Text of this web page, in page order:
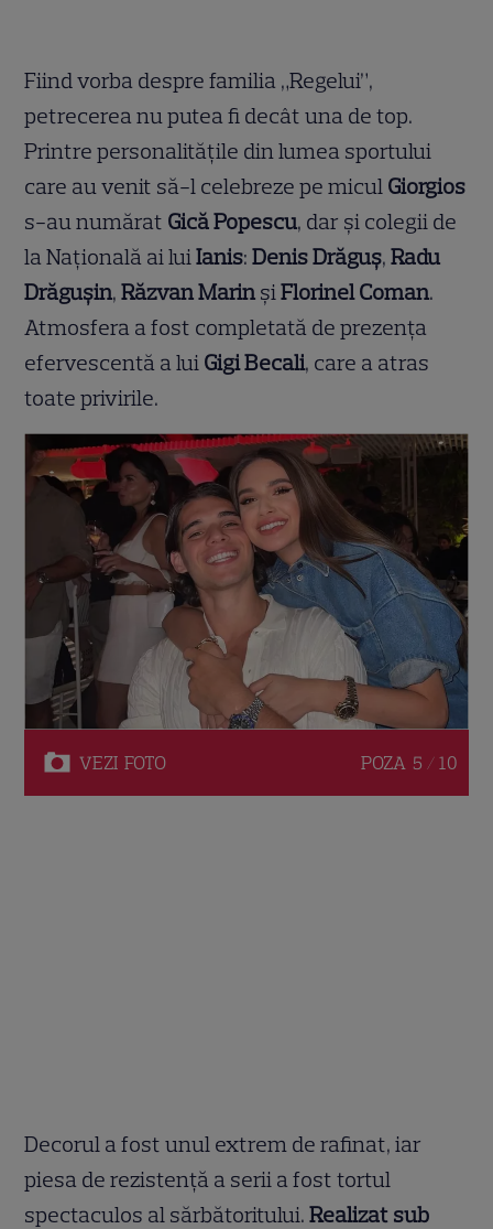
Fiind vorba despre familia „Regelui”,
petrecerea nu putea fi decât una de top.
Printre personalitățile din lumea sportului
care au venit să-l celebreze pe micul Giorgios
s-au numărat Gică Popescu, dar și colegii de
la Națională ai luiIanis:Denis Drăguș,Radu
Drăgușin,Răzvan Marin șiFlorinel Coman.
Atmosfera a fost completată de prezența
efervescentă a lui Gigi Becali, care a atras
toate privirile.
VEZI FOTO POZA 5 / 10
Decorul a fost unul extrem de rafinat, iar
piesa de rezistență a serii a fost tortul
spectaculos al sărbătoritului.Realizat sub